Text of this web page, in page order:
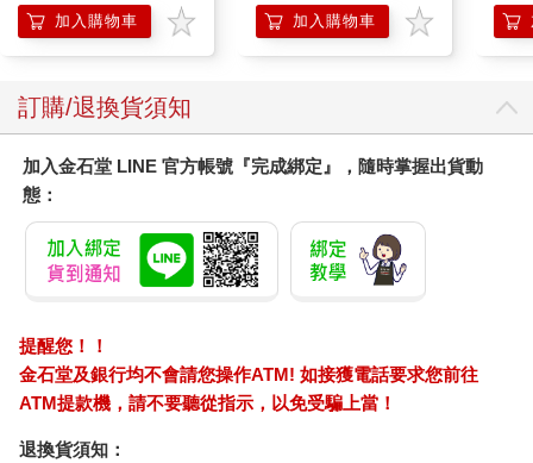
哈，難為她，在美國長大的小孩，算個九加三恨不能用上腳趾
頭，可是連我們今天在外吃的熱狗，都精確到小數點後兩位……
皺成困惑的“川”字。
洋妞還以為這樣拎得清是美德，中國男人未必做如是思。張大現
在掙150K不止，手腳海派。他不是小氣的人。當年與他的前前任
卡，衛有本事一次刷2000塊買大衣，張也沒有眨過眼。衛箏是位
上海小姐，又甜又嗲，像粘牙的大白兔糖。那半年張大運氣不
好，找工作不順，在學校混著，她沒能守得雲開見月明，挑個一
我心想：這話如果衛箏聽見，恐怕會冷笑說，男人，真是賤。花
你的也不是，不花你的也不是。
始反復擦拭剛剛剝開的、嶄新的、一次性衛生筷，這廝有中度的
加入購物車 加入購物車
訂購/退換貨須知
加入金石堂 LINE 官方帳號『完成綁定』，隨時掌握出貨動
態：
提醒您！！
金石堂及銀行均不會請您操作ATM! 如接獲電話要求您前往
ATM提款機，請不要聽從指示，以免受騙上當！
退換貨須知：